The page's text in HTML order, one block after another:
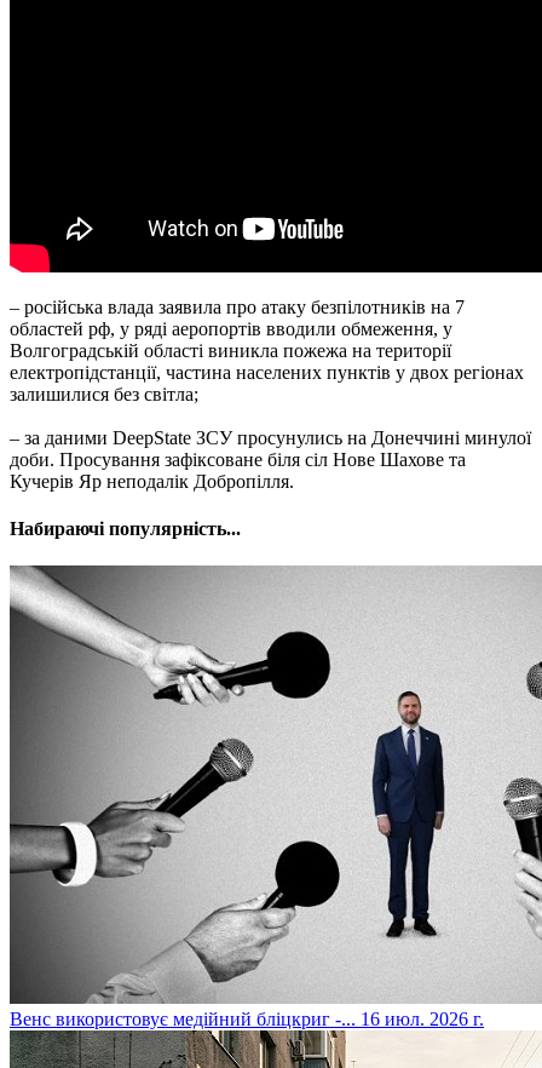
– російська влада заявила про атаку безпілотників на 7
областей рф, у ряді аеропортів вводили обмеження, у
Волгоградській області виникла пожежа на території
електропідстанції, частина населених пунктів у двох регіонах
залишилися без світла;
– за даними DeepState ЗСУ просунулись на Донеччині минулої
доби. Просування зафіксоване біля сіл Нове Шахове та
Кучерів Яр неподалік Добропілля.
Набираючі популярність...
​Венс використовує медійний бліцкриг -... 16 июл. 2026 г.